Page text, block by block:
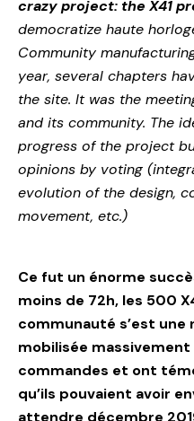
crazy project: the X41
democratize haute
Community
year, several chapters
the site. It was the
and its community. The
progress of the project
opinions by voting
evolution of the design,
movement, etc.)
Ce fut un énorme
moins de 72h, les 500
communauté s’est une
mobilisée
commandes et ont
qu’ils pouvaient avoir
attendre décembre